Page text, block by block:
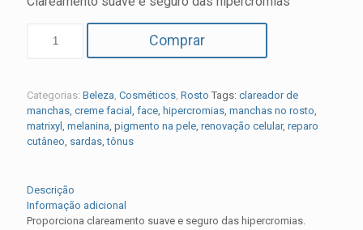
Comprar
Categorias: Beleza, Cosméticos, Rosto Tags: clareador de
manchas, creme facial , face, hipercromias, manchas no rosto,
matrixyl , melanina, pigmento na pele, renovação celular, reparo
cutâneo, sardas,tônus
Descrição
Informação adicional
Proporciona clareamento suave e seguro das hipercromias.